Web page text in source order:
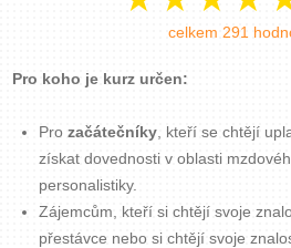
Kontakt
celkem 291
Pro koho je kurz určen:
Prozačátečníky , kteří se chtějí
získat dovednosti v oblasti
personalistiky.
Zájemcům, kteří si chtějí svoje
přestávce nebo si chtějí svoje